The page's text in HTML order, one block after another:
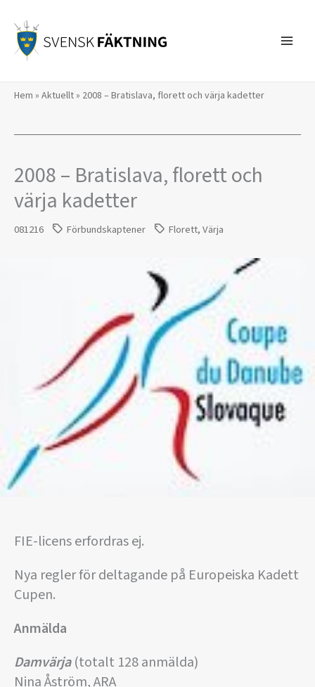
innehåll
Hem » Aktuellt» 2008 – Bratislava, florett och värja kadetter
2008 – Bratislava, florett och
värja kadetter
081216 Förbundskaptener Florett,Värja
FIE-licens erfordras ej.
Nya regler för deltagande på Europeiska Kadett
Cupen.
Anmälda
Damvärja(totalt 128 anmälda)
Nina Åström, ARA